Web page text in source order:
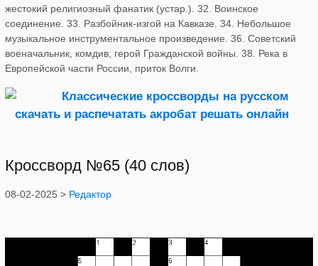
жестокий религиозный фанатик (устар.). 32. Воинское
соединение. 33. Разбойник-изгой на Кавказе. 34. Небольшое
музыкальное инструментальное произведение. 36. Советский
военачальник, комдив, герой Гражданской войны. 38. Река в
Европейской части России, приток Волги.
Кроссворд №65 (40 слов)
08-02-2025 > Редактор